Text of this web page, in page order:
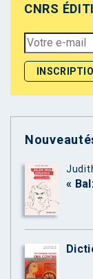
CNRS
«